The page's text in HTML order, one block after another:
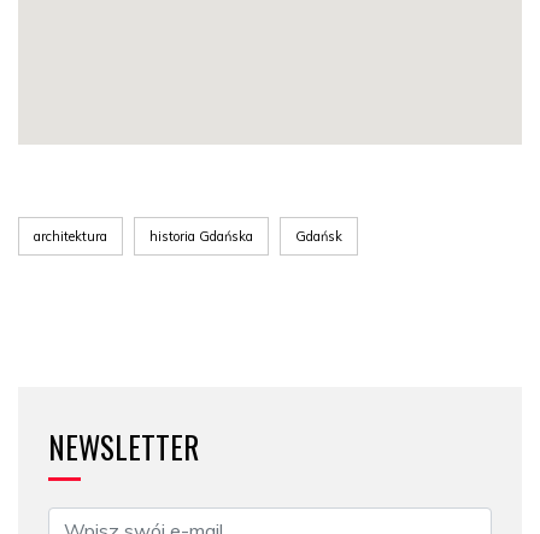
architektura historia Gdańska Gdańsk
NEWSLETTER